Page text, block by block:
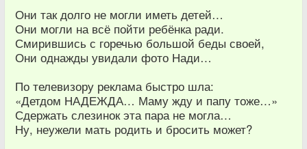
Они так долго не могли иметь детей…
Они могли на всё пойти ребёнка ради.
Смирившись с горечью большой беды своей,
Они однажды увидали фото Нади…
По телевизору реклама быстро шла:
«Детдом НАДЕЖДА… Маму жду и папу тоже…»
Сдержать слезинок эта пара не могла…
Ну, неужели мать родить и бросить может?